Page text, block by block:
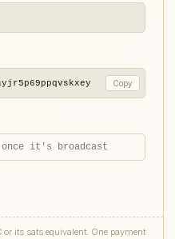
Copy
its sats equivalent. One payment